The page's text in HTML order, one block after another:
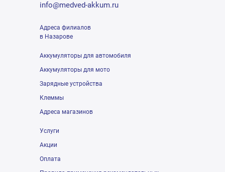
info@medved-akkum.ru
Адреса филиалов
в Назарове
Аккумуляторы для автомобиля
Аккумуляторы для мото
Зарядные устройства
Клеммы
Адреса магазинов
Услуги
Акции
Оплата